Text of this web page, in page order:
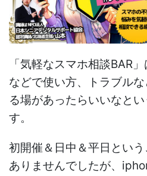
「気軽なスマホ相談BAR
などで使い方、トラブル
る場があったらいいなと
す。
初開催＆日中＆平日とい
ありませんでしたが、